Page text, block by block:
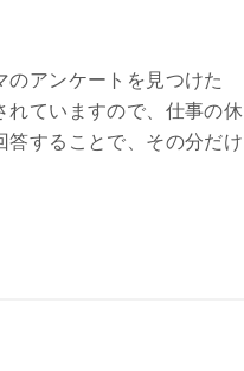
アンケートを見つけた
れていますので、仕事の休
答することで、その分だけ